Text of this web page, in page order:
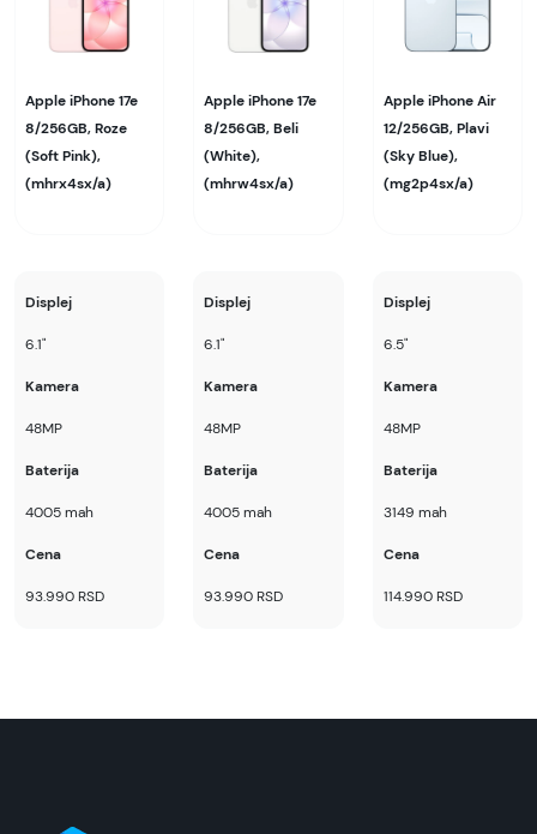
Apple iPhone 17e
8/256GB, Roze
(Soft Pink),
(mhrx4sx/a)
Apple iPhone 17e
8/256GB, Beli
(White),
(mhrw4sx/a)
Apple iPhone Air
12/256GB, Plavi
(Sky Blue),
(mg2p4sx/a)
Displej
6.1"
Kamera
48MP
Baterija
4005 mah
Cena
93.990 RSD
Displej
6.1"
Kamera
48MP
Baterija
4005 mah
Cena
93.990 RSD
Displej
6.5"
Kamera
48MP
Baterija
3149 mah
Cena
114.990 RSD